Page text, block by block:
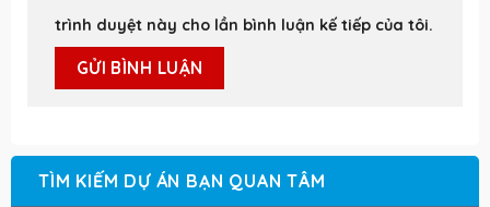
trình duyệt này cho lần bình luận kế tiếp của tôi.
TÌM KIẾM DỰ ÁN BẠN QUAN TÂM